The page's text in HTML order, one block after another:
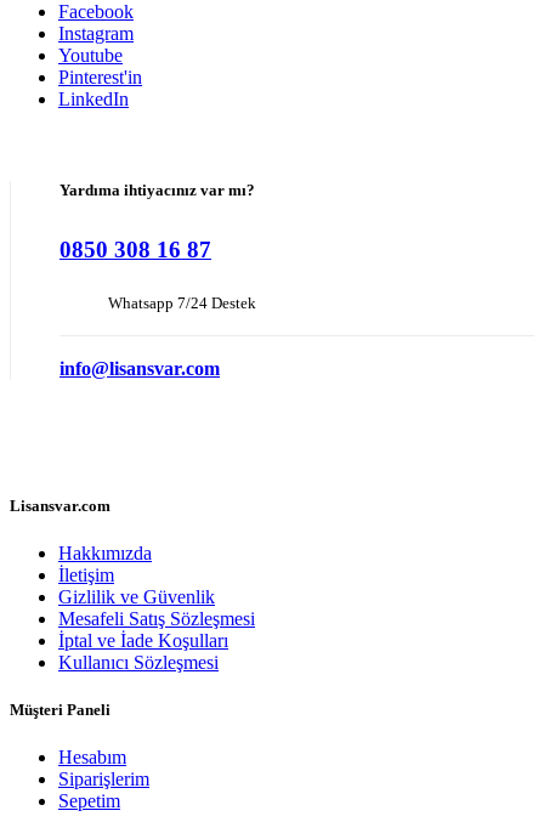
Facebook
Instagram
Youtube
Pinterest'in
LinkedIn
Yardıma ihtiyacınız var mı?
0850 308 16 87
Whatsapp 7/24 Destek
info@lisansvar.com
Lisansvar.com
Hakkımızda
İletişim
Gizlilik ve Güvenlik
Mesafeli Satış Sözleşmesi
İptal ve İade Koşulları
Kullanıcı Sözleşmesi
Müşteri Paneli
Hesabım
Siparişlerim
Sepetim